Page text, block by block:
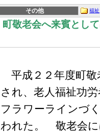
その他 福祉
町敬老会へ来賓とし
平成２２年度町敬
され、老人福祉功
フラワーラインづ
われた。 敬老会に